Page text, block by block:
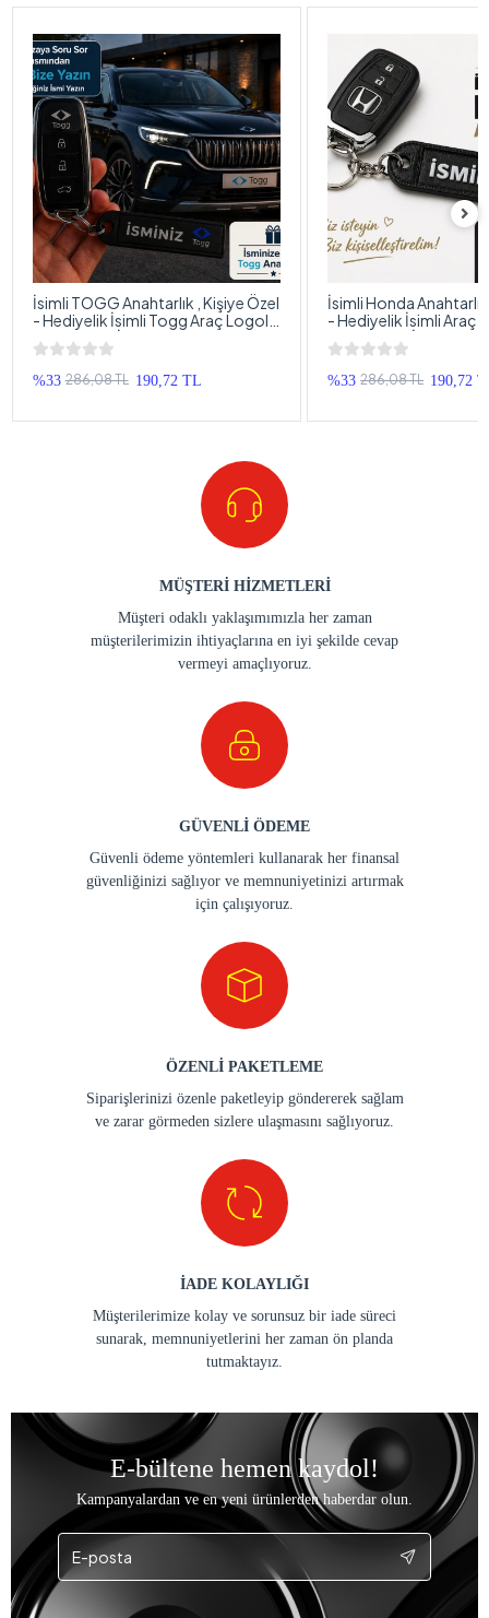
İsimli TOGG Anahtarlık , Kişiye Özel
- Hediyelik İsimli Togg Araç Logolu
Anahtarlık - İsimli Araba Anahtarlığı
%33 286,08 TL 190,72 TL
İsimli Honda
- Hediyelik İsimli Araç
Anahtarlık - İsimli
Anahtarlığı
%33 286,08 TL 190,72
MÜŞTERİ HİZMETLERİ
Müşteri odaklı yaklaşımımızla her zaman
müşterilerimizin ihtiyaçlarına en iyi şekilde cevap
vermeyi amaçlıyoruz.
GÜVENLİ ÖDEME
Güvenli ödeme yöntemleri kullanarak her finansal
güvenliğinizi sağlıyor ve memnuniyetinizi artırmak
için çalışıyoruz.
ÖZENLİ PAKETLEME
Siparişlerinizi özenle paketleyip göndererek sağlam
ve zarar görmeden sizlere ulaşmasını sağlıyoruz.
İADE KOLAYLIĞI
Müşterilerimize kolay ve sorunsuz bir iade süreci
sunarak, memnuniyetlerini her zaman ön planda
tutmaktayız.
E-bültene hemen kaydol!
Kampanyalardan ve en yeni ürünlerden haberdar olun.